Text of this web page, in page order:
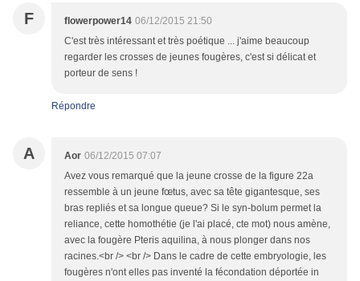
F flowerpower14 06/12/2015 21:50
C'est très intéressant et très poétique ... j'aime beaucoup
regarder les crosses de jeunes fougères, c'est si délicat et
porteur de sens !
Répondre
A Aor 06/12/2015 07:07
Avez vous remarqué que la jeune crosse de la figure 22a
ressemble à un jeune fœtus, avec sa tête gigantesque, ses
bras repliés et sa longue queue? Si le syn-bolum permet la
reliance, cette homothétie (je l'ai placé, cte mot) nous amène,
avec la fougère Pteris aquilina, à nous plonger dans nos
racines.<br /> <br /> Dans le cadre de cette embryologie, les
fougères n'ont elles pas inventé la fécondation déportée in